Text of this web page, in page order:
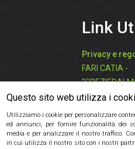
Link
Privacy e
FARI CATIA -
P.IVA:
Cod. Fisc:
Questo sito web utilizza i
Utilizziamo i cookie per personalizzare
ed annunci, per fornire funzionalità dei
media e per analizzare il nostro traffico.
in cui utilizza il nostro sito con i nostri